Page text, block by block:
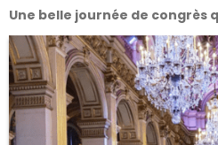
Une belle journée de congrès